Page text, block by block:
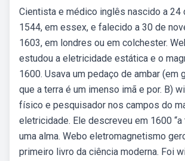
Cientista e médico inglês nascido a 24
1544, em essex, e falecido a 30 de
1603, em londres ou em colchester.
estudou a eletricidade estática e o
1600. Usava um pedaço de ambar (em
que a terra é um imenso imã e por. B)
físico e pesquisador nos campos do
eletricidade. Ele descreveu em 1600
uma alma. Webo eletromagnetismo
primeiro livro da ciência moderna. Foi